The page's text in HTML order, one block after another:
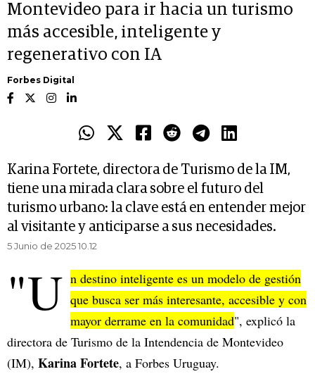
Montevideo para ir hacia un turismo
más accesible, inteligente y
regenerativo con IA
Forbes Digital
Karina Fortete, directora de Turismo de la IM,
tiene una mirada clara sobre el futuro del
turismo urbano: la clave está en entender mejor
al visitante y anticiparse a sus necesidades.
5 Junio de 2025 10.12
"U n destino inteligente es un modelo de gestión
que busca ser más interesante, accesible y con
mayor derrame en la comunidad", explicó la
directora de Turismo de la Intendencia de Montevideo
(IM), Karina Fortete, a Forbes Uruguay.